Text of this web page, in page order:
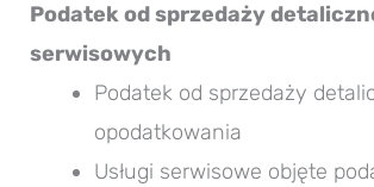
Podatek od sprzedaży
serwisowych
Podatek od sprzedaży
opodatkowania
Usługi serwisowe objęte